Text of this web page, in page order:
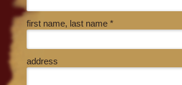
first name, last name *
address